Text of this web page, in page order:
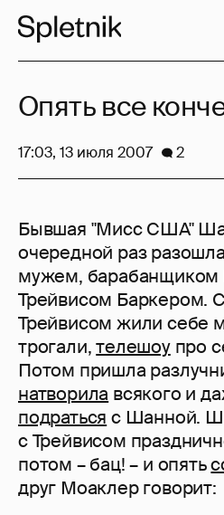
Бывшая "Мисс США"
очередной раз
мужем, барабанщиком
Трейвисом Баркером.
Трейвисом жили себе
трогали,телешоупро
Потом пришла
натворила всякого и
подраться с Шанной.
с Трейвисом
потом – бац! – и опять
друг Моаклер говорит:
Опять все
17:03, 13 июля 2007 2